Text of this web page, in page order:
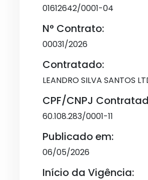
01612642/0001-04
N° Contrato:
00031/2026
Contratado:
LEANDRO SILVA SANTOS
CPF/CNPJ
60.108.283/0001-11
Publicado em:
06/05/2026
Início da Vigência: